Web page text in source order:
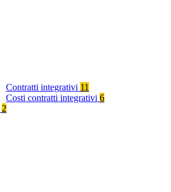
Contratti integrativi 11
Costi contratti integrativi 6
2